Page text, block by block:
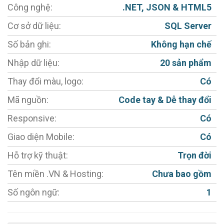
sửa trang, upload bài viết, hình ảnh, video clip, dịch vụ
giống như soạn thảo trên word vậy.
Một số tính năng cơ bản
Mẫu website dịch
vụ dịch thuật
- Giao diện tùy biến chuyên nghiệp (Thiết kế Web
Responsive) hiển thị tốt trên mọi thiết bị: Máy tính;
Máy tính bảng; Điện thoại di động lợi cho khách hàng.
- Giao diện đẹp, phù hợp với gu thẩm mỹ của người
Việt, sản phẩm hiển thị rõ ràng, hình ảnh kích thước
hợp lý, sắc nét, không bị scale (giãn) hình.
- Cho phép đăng bài Giới thiệu - Báo giá - Dịch vụ -
Chuyên ngành - Ngôn ngữ - Chất lượng - Khách hàng
Công nghệ:
.NET, JSON & HTML5
Cơ sở dữ liệu:
SQL Server
Số bản ghi:
Không hạn chế
Nhập dữ liệu:
20 sản phẩm
Thay đổi màu, logo:
Có
Mã nguồn:
Code tay & Dễ thay đổi
Responsive:
Có
Giao diện Mobile:
Có
Hỗ trợ kỹ thuật:
Trọn đời
Tên miền .VN & Hosting:
Chưa bao gồm
Số ngôn ngữ:
1